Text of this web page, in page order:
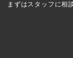
まずはスタッフに相